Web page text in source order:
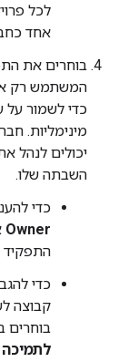
לכל
אחד
בוחרים את
המשתמש רק
כדי לשמור
מינימליות.
יכולים לנהל
השבתה שלו.
כדי
Owner
כדי
קבוצה
בוחרים